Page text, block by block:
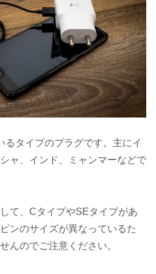
るタイプのプラグです。主にイ
ャ、インド、ミャンマーなどで
て、CタイプやSEタイプがあ
ンのサイズが異なっているた
んのでご注意ください。